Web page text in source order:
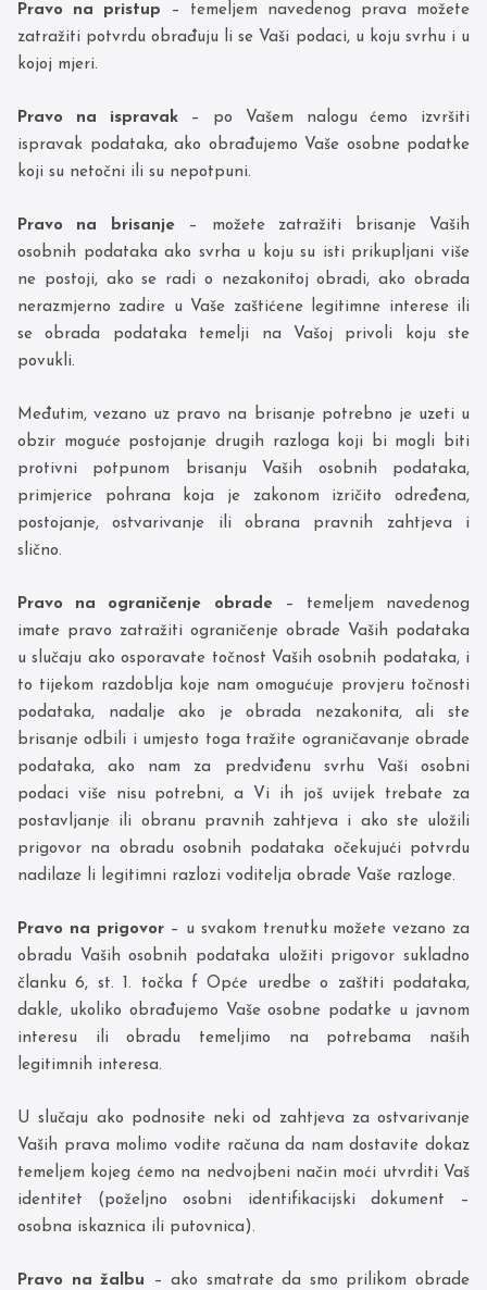
Pravo na pristup – temeljem navedenog prava možete
zatražiti potvrdu obrađuju li se Vaši podaci, u koju svrhu i u
kojoj mjeri.
Pravo na ispravak– po Vašem nalogu ćemo izvršiti
ispravak podataka, ako obrađujemo Vaše osobne podatke
koji su netočni ili su nepotpuni.
Pravo na brisanje– možete zatražiti brisanje Vaših
osobnih podataka ako svrha u koju su isti prikupljani više
ne postoji, ako se radi o nezakonitoj obradi, ako obrada
nerazmjerno zadire u Vaše zaštićene legitimne interese ili
se obrada podataka temelji na Vašoj privoli koju ste
povukli.
Međutim, vezano uz pravo na brisanje potrebno je uzeti u
obzir moguće postojanje drugih razloga koji bi mogli biti
protivni potpunom brisanju Vaših osobnih podataka,
primjerice pohrana koja je zakonom izričito određena,
postojanje, ostvarivanje ili obrana pravnih zahtjeva i
slično.
Pravo na ograničenje obrade– temeljem navedenog
imate pravo zatražiti ograničenje obrade Vaših podataka
u slučaju ako osporavate točnost Vaših osobnih podataka, i
to tijekom razdoblja koje nam omogućuje provjeru točnosti
podataka, nadalje ako je obrada nezakonita, ali ste
brisanje odbili i umjesto toga tražite ograničavanje obrade
podataka, ako nam za predviđenu svrhu Vaši osobni
podaci više nisu potrebni, a Vi ih još uvijek trebate za
postavljanje ili obranu pravnih zahtjeva i ako ste uložili
prigovor na obradu osobnih podataka očekujući potvrdu
nadilaze li legitimni razlozi voditelja obrade Vaše razloge.
Pravo na prigovor– u svakom trenutku možete vezano za
obradu Vaših osobnih podataka uložiti prigovor sukladno
članku 6, st. 1. točka f Opće uredbe o zaštiti podataka,
dakle, ukoliko obrađujemo Vaše osobne podatke u javnom
interesu ili obradu temeljimo na potrebama naših
legitimnih interesa.
U slučaju ako podnosite neki od zahtjeva za ostvarivanje
Vaših prava molimo vodite računa da nam dostavite dokaz
temeljem kojeg ćemo na nedvojbeni način moći utvrditi Vaš
identitet (poželjno osobni identifikacijski dokument –
osobna iskaznica ili putovnica).
Pravo na žalbu – ako smatrate da smo prilikom obrade